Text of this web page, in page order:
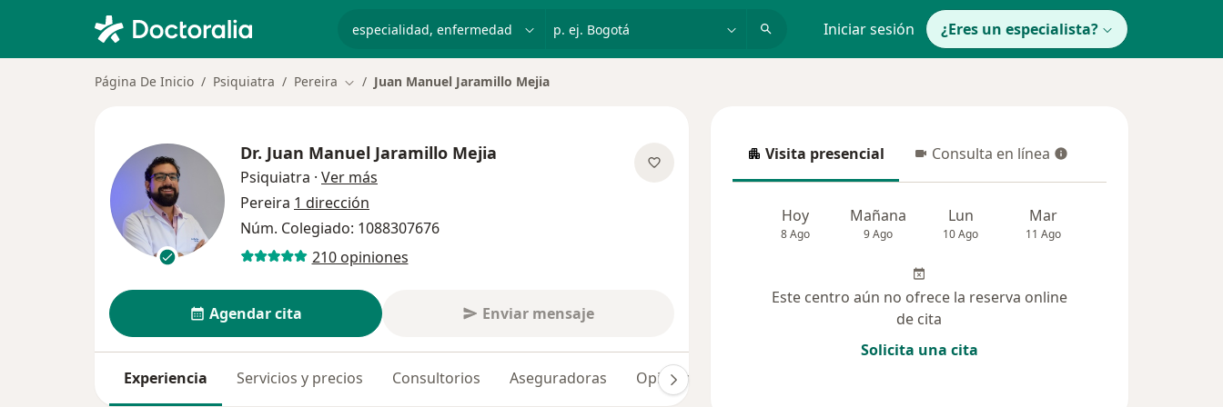
p. ej. Bogotá Iniciar sesión ¿Eres un especialista?
Página De Inicio Psiquiatra Pereira Cambiar de ciudad
Juan Manuel Jaramillo Mejia
Dr. Juan Manuel Jaramillo Mejia
Psiquiatra · Ver más
Pereira 1 dirección
Núm. Colegiado: 1088307676
210 opiniones
Agendar cita Enviar mensaje
Experiencia Servicios y precios Consultorios Aseguradoras Opiniones (210)
Visita presencial
Visita presencial Consulta en línea
Consulta en línea
Hoy
8 Ago
Mañana
9 Ago
Lun
10 Ago
Mar
11 Ago
Este centro aún no ofrece la reserva online
de cita
Solicita una cita